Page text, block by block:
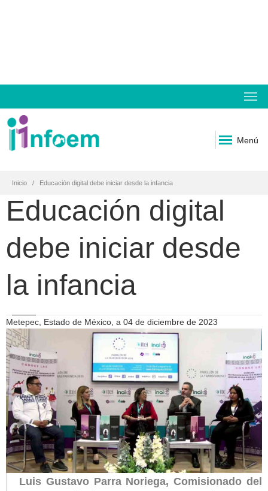
Menú
Inicio Educación digital debe iniciar desde la infancia
Educación digital
debe iniciar desde
la infancia
Metepec, Estado de México, a 04 de diciembre de 2023
Luis Gustavo Parra Noriega, Comisionado del